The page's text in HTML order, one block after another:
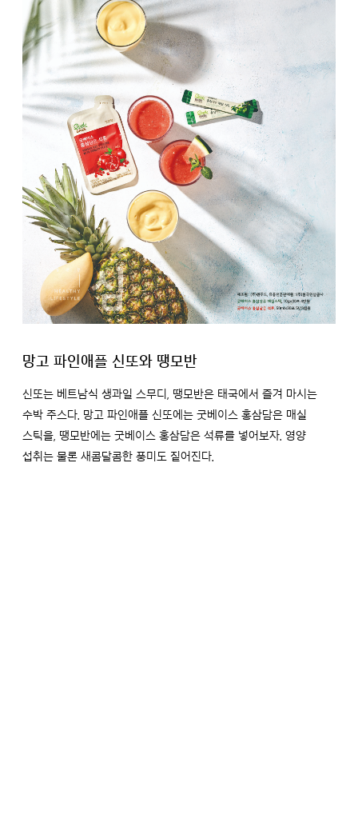
망고 파인애플 신또와 땡모반
신또는 베트남식 생과일 스무디, 땡모반은 태국에서 즐겨 마시는
수박 주스다. 망고 파인애플 신또에는 굿베이스 홍삼담은 매실
스틱을, 땡모반에는 굿베이스 홍삼담은 석류를 넣어보자. 영양
섭취는 물론 새콤달콤한 풍미도 짙어진다.